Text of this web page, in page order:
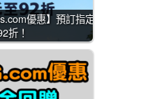
優惠】預訂指定
折！